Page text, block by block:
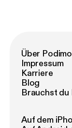
Über Podimo
Impressum
Karriere
Blog
Brauchst du
Auf dem